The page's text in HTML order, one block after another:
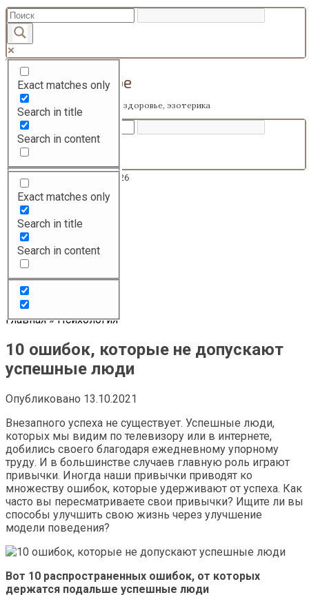
Перейти
к
содержанию
Exact matches only
Search in title
Search in content
Гармония в тебе
Мода, красота, психология, здоровье, эзотерика
Exact matches only
Search in title
Search in content
Воскресенье 09, Август, 2026
Мода
Красота
Здоровье
Эзотерика
Главная » Психология
10 ошибок, которые не допускают
успешные люди
Опубликовано 13.10.2021
Внезапного успеха не существует. Успешные люди,
которых мы видим по телевизору или в интернете,
добились своего благодаря ежедневному упорному
труду. И в большинстве случаев главную роль играют
привычки. Иногда наши привычки приводят ко
множеству ошибок, которые удерживают от успеха. Как
часто вы пересматриваете свои привычки? Ищите ли вы
способы улучшить свою жизнь через улучшение
модели поведения?
Вот 10 распространенных ошибок, от которых
держатся подальше успешные люди